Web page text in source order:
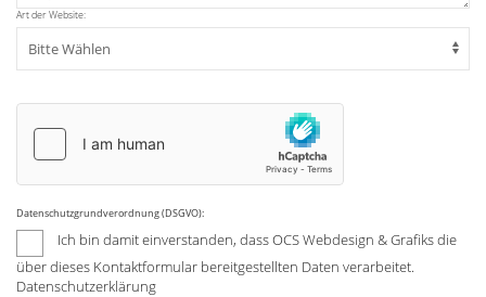
Art der Website:
Datenschutzgrundverordnung (DSGVO):
Ich bin damit einverstanden, dass OCS Webdesign & Grafiks die
über dieses Kontaktformular bereitgestellten Daten verarbeitet.
Datenschutzerklärung